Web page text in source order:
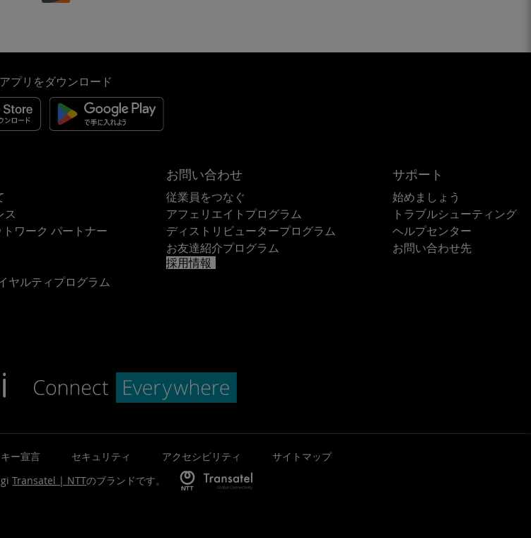
アプリをダウンロード
ス
ワーク パートナー
ヤルティプログラム
お問い合わせ
従業員をつなぐ
アフェリエイトプログラム
ディストリビュータープログラム
お友達紹介プログラム
採用情報
サポート
始めましょう
トラブルシューティング
ヘルプセンター
お問い合わせ先
ー宣言 セキュリティ アクセシビリティ
サイトマップ
Transatel | NTTのブランドです。